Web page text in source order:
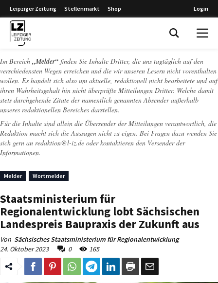
Leipziger Zeitung Stellenmarkt Shop Login
Im Bereich „Melder“ finden Sie Inhalte Dritter, die uns tagtäglich auf den
verschiedensten Wegen erreichen und die wir unseren Lesern nicht vorenthalten
wollen. Es handelt sich also um aktuelle, redaktionell nicht bearbeitete und auf
ihren Wahrheitsgehalt hin nicht überprüfte Mitteilungen Dritter. Welche damit
stets durchgehende Zitate der namentlich genannten Absender außerhalb
unseres redaktionellen Bereiches darstellen.
Für die Inhalte sind allein die Übersender der Mitteilungen verantwortlich, die
Redaktion macht sich die Aussagen nicht zu eigen. Bei Fragen dazu wenden Sie
sich gern an redaktion@l-iz.de oder kontaktieren den Versender der
Informationen.
Melder Wortmelder
Staatsministerium für
Regionalentwicklung lobt Sächsischen
Landespreis Baupraxis der Zukunft aus
Von Sächsisches Staatsministerium für Regionalentwicklung
24. Oktober 2023
0 165